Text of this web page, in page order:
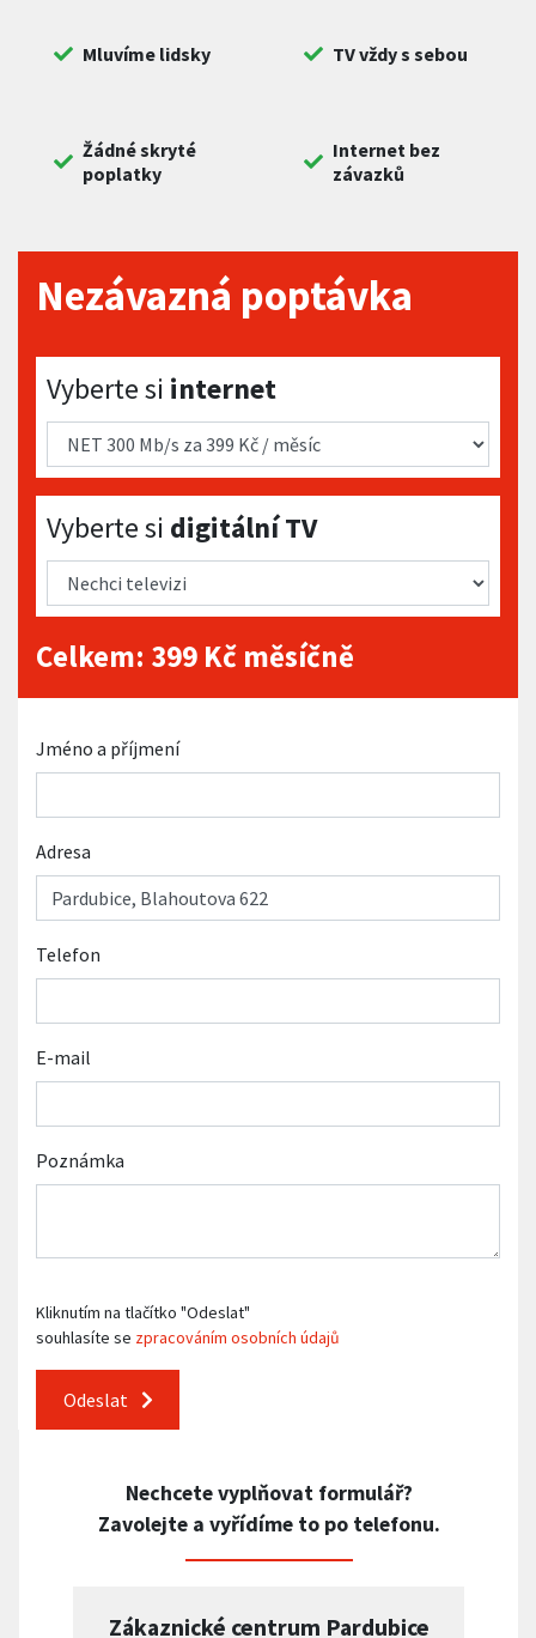
Mluvíme lidsky TV vždy s sebou
Žádné skryté
poplatky
Internet bez
závazků
Nezávazná poptávka
Vyberte si internet
Vyberte si internet
Vyberte si digitální TV
Vyberte si digitální TV
Celkem: 399 Kč měsíčně
Jméno a příjmení
Adresa
Telefon
E-mail
Poznámka
Kliknutím na tlačítko "Odeslat"
souhlasíte se zpracováním osobních údajů
Odeslat
Nechcete vyplňovat formulář?
Zavolejte a vyřídíme to po telefonu.
Zákaznické centrum Pardubice